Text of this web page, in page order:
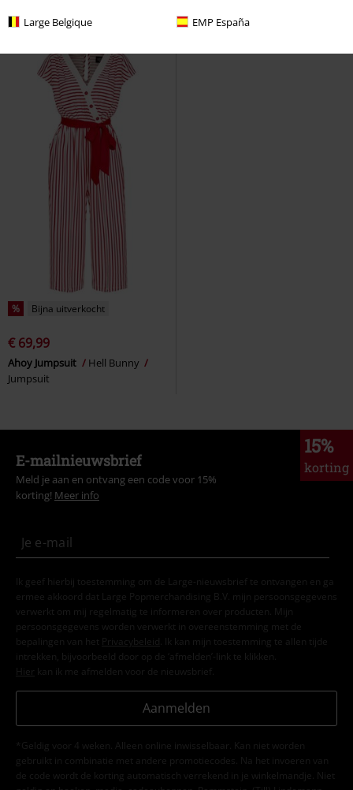
Large Belgique EMP España
% Bijna uitverkocht
€ 69,99
Ahoy Jumpsuit
Hell Bunny
Jumpsuit
15%
korting
E-mailnieuwsbrief
Meld je aan en ontvang een code voor 15%
korting! Meer info
Ik geef hierbij toestemming om de Large-nieuwsbrief te ontvangen en ga
ermee akkoord dat Large Popmerchandising B.V. mijn persoonsgegevens
verwerkt om mij regelmatig te informeren over producten. Mijn
persoonsgegevens worden verwerkt in overeenstemming met de
bepalingen van het
Privacybeleid . Ik kan mijn toestemming te allen tijde
intrekken, bijvoorbeeld door op de ‘afmelden’-link te klikken.
Hier kan ik me afmelden voor de nieuwsbrief.
Aanmelden
*Geldig voor 4 weken. Alleen online inwisselbaar. Kan niet worden
gebruikt in combinatie met andere promotiecodes. Na het invoeren van
de code wordt de korting automatisch verrekend in je winkelmandje. Niet